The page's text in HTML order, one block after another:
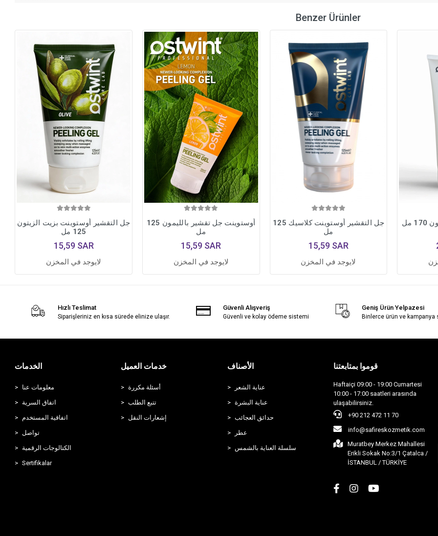
Benzer Ürünler
جل التقشير أوستوينت بزيت الزيتون
125 مل
15,59 SAR
لايوجد في المخزن
أوستوينت جل تقشير بالليمون 125
مل
15,59 SAR
لايوجد في المخزن
جل التقشير أوستوينت كلاسيك 125
مل
15,59 SAR
لايوجد في المخزن
مل
Hızlı Teslimat
Siparişleriniz en kısa sürede elinize ulaşır.
Güvenli Alışveriş
Güvenli ve kolay ödeme sistemi
Geniş Ürün Yelpazesi
Binlerce ürün ve kampanya
الخدمات
معلومات عنا
اتفاق السرية
اتفاقية المستخدم
تواصل
الكتالوجات الرقمية
Sertifikalar
خدمات العميل
أسئلة مكررة
تتبع الطلب
إشعارات النقل
الأصناف
عناية الشعر
عناية البشرة
حدائق العجائب
عطر
سلسلة العناية بالشمس
قوموا بمتابعتنا
Haftaiçi 09:00 - 19:00 Cumartesi
10:00 - 17:00 saatleri arasında
ulaşabilirsiniz.
+90 212 472 11 70
info@safireskozmetik.com
Muratbey Merkez Mahallesi
Erikli Sokak No:3/1 Çatalca /
İSTANBUL / TÜRKİYE